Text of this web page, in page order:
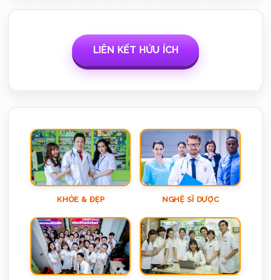
LIÊN KẾT HỨU ÍCH
KHỎE & ĐẸP NGHỆ SĨ DƯỢC